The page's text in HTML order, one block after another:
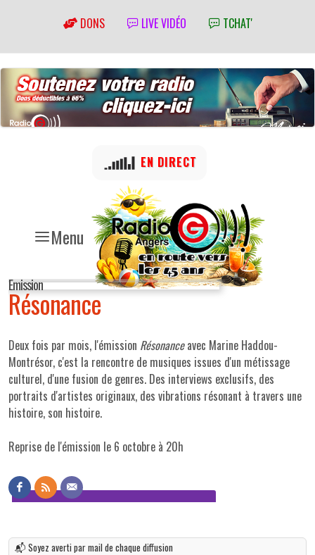
DONS LIVE VIDÉO TCHAT'
Menu
EN DIRECT
Emission
Résonance
Deux fois par mois, l'émission Résonanceavec Marine Haddou-
Montrésor, c'est la rencontre de musiques issues d'un métissage
culturel, d'une fusion de genres. Des interviews exclusifs, des
portraits d'artistes originaux, des vibrations résonant à travers une
histoire, son histoire.
Reprise de l'émission le 6 octobre à 20h
📬 Soyez averti par mail de chaque diffusion